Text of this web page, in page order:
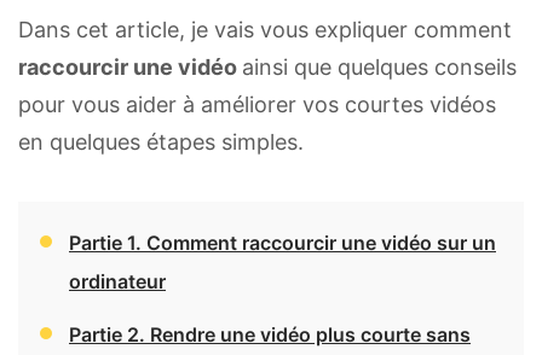
Dans cet article, je vais vous expliquer comment
raccourcir une vidéo ainsi que quelques conseils
pour vous aider à améliorer vos courtes vidéos
en quelques étapes simples.
Partie 1. Comment raccourcir une vidéo sur un
ordinateur
Partie 2. Rendre une vidéo plus courte sans